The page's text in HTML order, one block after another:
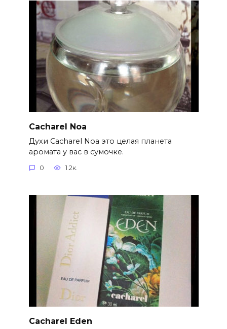
Cacharel Noa
Духи Cacharel Noa это целая планета
аромата у вас в сумочке.
0 1.2к.
Cacharel Eden